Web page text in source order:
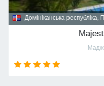
Домініканська республіка,